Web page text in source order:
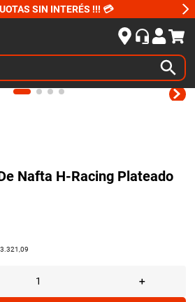
SIN INTERÉS !!! 💳
Nafta H-Racing Plateado
321 09
＋